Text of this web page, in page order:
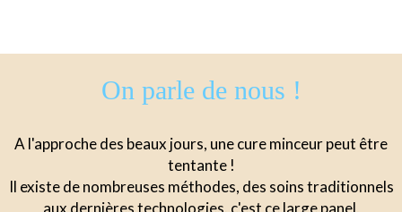
On parle de nous !
A l'approche des beaux jours, une cure minceur peut être
tentante !
Il existe de nombreuses méthodes, des soins traditionnels
aux dernières technologies, c'est ce large panel,